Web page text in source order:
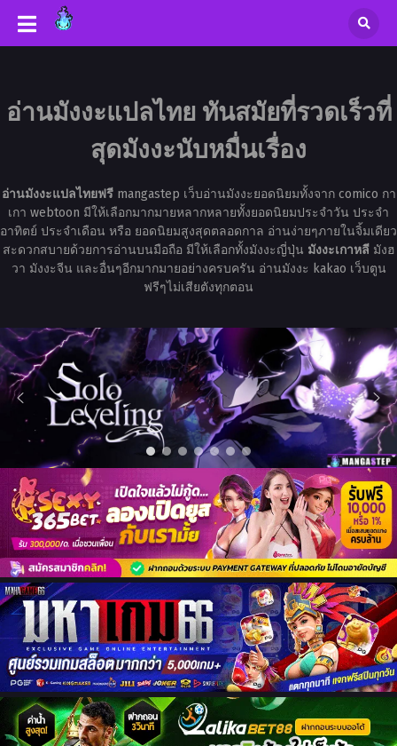
อ่านมังงะแปลไทย ทันสมัยที่รวดเร็วที่
สุดมังงะนับหมื่นเรื่อง
อ่านมังงะแปลไทยฟรีmangastep เว็บอ่านมังงะยอดนิยมทั้งจาก comico กา
เกา webtoon มีให้เลือกมากมายหลากหลายทั้งยอดนิยมประจำวัน ประจำ
อาทิตย์ ประจำเดือน หรือ ยอดนิยมสูงสุดตลอดกาล อ่านง่ายๆภายในจิ้มเดียว
สะดวกสบายด้วยการอ่านบนมือถือ มีให้เลือกทั้งมังงะญี่ปุ่น มังงะเกาหลีมังฮ
วา มังงะจีน และอื่นๆอีกมากมายอย่างครบครัน อ่านมังงะ kakao เว็บตูน
ฟรีๆไม่เสียตังทุกตอน